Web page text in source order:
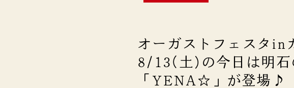
オーガストフェスタ
8/13(土)の今日は明石
「YENA☆」が登場♪